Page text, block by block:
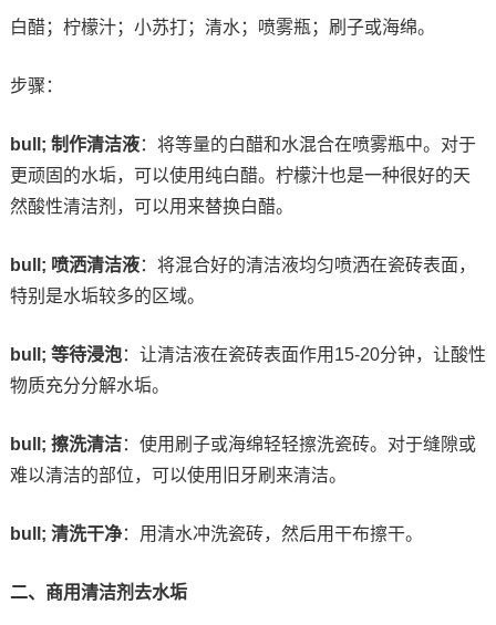
白醋；柠檬汁；小苏打；清水；喷雾瓶；刷子或海绵。
步骤：
bull; 制作清洁液：将等量的白醋和水混合在喷雾瓶中。对于
更顽固的水垢，可以使用纯白醋。柠檬汁也是一种很好的天
然酸性清洁剂，可以用来替换白醋。
bull; 喷洒清洁液：将混合好的清洁液均匀喷洒在瓷砖表面，
特别是水垢较多的区域。
bull; 等待浸泡：让清洁液在瓷砖表面作用15-20分钟，让酸性
物质充分分解水垢。
bull; 擦洗清洁：使用刷子或海绵轻轻擦洗瓷砖。对于缝隙或
难以清洁的部位，可以使用旧牙刷来清洁。
bull; 清洗干净：用清水冲洗瓷砖，然后用干布擦干。
二、商用清洁剂去水垢